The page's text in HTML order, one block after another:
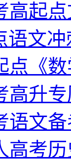
高起
语文
点《
高升
语文
高考